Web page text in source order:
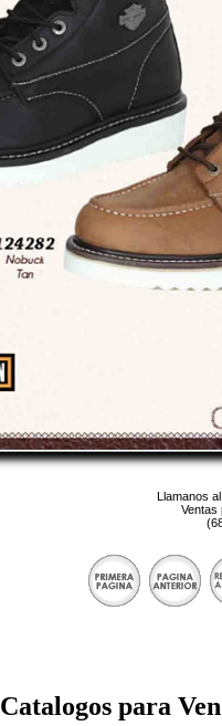
Llamanos
Ventas
Catalogos para